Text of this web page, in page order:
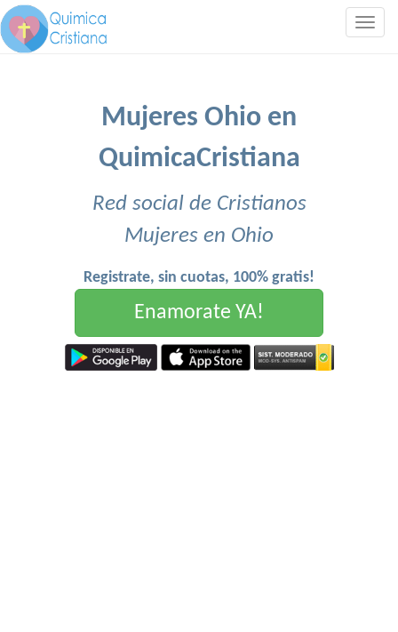
Mujeres Ohio en
QuimicaCristiana
Red social de Cristianos
Mujeres en Ohio
Registrate, sin cuotas, 100% gratis!
Enamorate YA!